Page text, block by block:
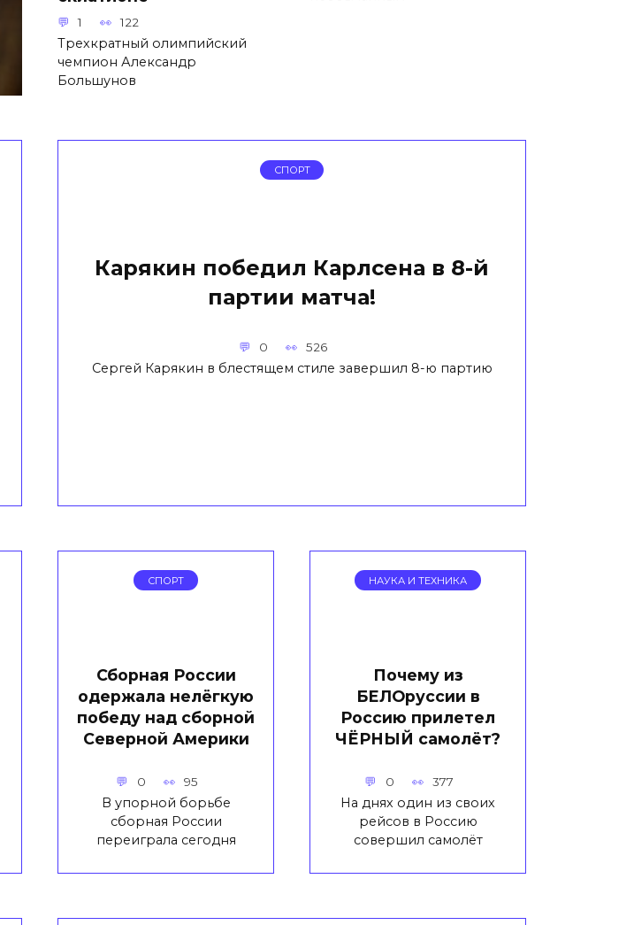
1 122
Трехкратный олимпийский
чемпион Александр
Большунов
СПОРТ
Карякин победил Карлсена в 8-й
партии матча!
0 526
Сергей Карякин в блестящем стиле завершил 8-ю партию
СПОРТ
Сборная России
одержала нелёгкую
победу над сборной
Северной Америки
0 95
В упорной борьбе
сборная России
переиграла сегодня
НАУКА И ТЕХНИКА
Почему из
БЕЛОруссии в
Россию прилетел
ЧЁРНЫЙ самолёт?
0 377
На днях один из своих
рейсов в Россию
совершил самолёт